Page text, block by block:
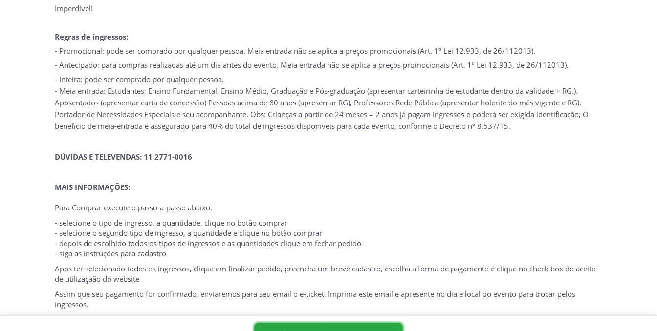
Imperdível!
Regras de ingressos:
- Promocional: pode ser comprado por qualquer pessoa. Meia entrada não se aplica a preços promocionais (Art. 1º Lei 12.933, de 26/112013).
- Antecipado: para compras realizadas até um dia antes do evento. Meia entrada não se aplica a preços promocionais (Art. 1º Lei 12.933, de 26/112013).
- Inteira: pode ser comprado por qualquer pessoa.
- Meia entrada: Estudantes: Ensino Fundamental, Ensino Médio, Graduação e Pós-graduação (apresentar carteirinha de estudante dentro da validade + RG.).
Aposentados (apresentar carta de concessão) Pessoas acima de 60 anos (apresentar RG), Professores Rede Pública (apresentar holerite do mês vigente e RG).
Portador de Necessidades Especiais e seu acompanhante. Obs: Crianças a partir de 24 meses = 2 anos já pagam ingressos e poderá ser exigida identificação; O
benefício de meia-entrada é assegurado para 40% do total de ingressos disponíveis para cada evento, conforme o Decreto nº 8.537/15.
DÚVIDAS E TELEVENDAS: 11 2771-0016
MAIS INFORMAÇÕES:
Para Comprar execute o passo-a-passo abaixo:
- selecione o tipo de ingresso, a quantidade, clique no botão comprar
- selecione o segundo tipo de ingresso, a quantidade e clique no botão comprar
- depois de escolhido todos os tipos de ingressos e as quantidades clique em fechar pedido
- siga as instruções para cadastro
Apos ter selecionado todos os ingressos, clique em finalizar pedido, preencha um breve cadastro, escolha a forma de pagamento e clique no check box do aceite
de utilizaçaão do website
Assim que seu pagamento for confirmado, enviaremos para seu email o e-ticket. Imprima este email e apresente no dia e local do evento para trocar pelos
ingressos.
O E-TICKET DEVE SER APRESENTADO NA BILHETERIA NO DIA DO EVENTO. É INDISPENSÁVEL A APRESENTAÇÃO DO E-TICKET IMPRESSO COM DOCUMENTO COM